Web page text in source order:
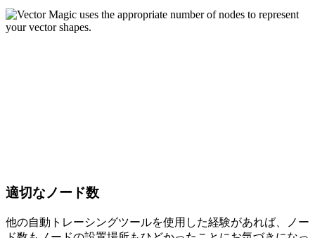
適切なノード数
他の自動トレーシングツールを使用した経験があれば、ノー